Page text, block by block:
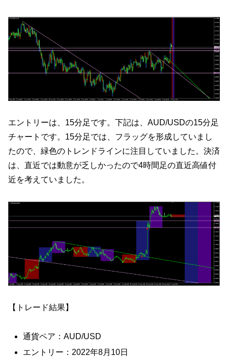
エントリーは、15分足です。下記は、AUD/USDの15分足
チャートです。15分足では、フラッグを形成していまし
たので、緑色のトレンドラインに注目していました。決済
は、直近では動意が乏しかったので4時間足の直近高値付
近を考えていました。
【トレード結果】
通貨ペア：AUD/USD
エントリー：2022年8月10日